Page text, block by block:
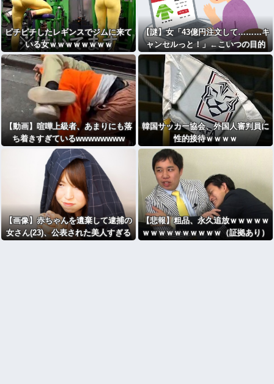
ピチピチしたレギンスでジムに来て
いる女ｗｗｗｗｗｗｗｗ
【謎】女「43億円注文して………キ
ャンセルっと！」←こいつの目的
【動画】喧嘩上級者、あまりにも落
ち着きすぎているwwwwwwww
韓国サッカー協会、外国人審判員に
性的接待ｗｗｗｗ
【画像】赤ちゃんを遺棄して逮捕の
女さん(23)、公表された美人すぎる
【悲報】粗品、永久追放ｗｗｗｗｗ
ｗｗｗｗｗｗｗｗｗｗ（証拠あり）